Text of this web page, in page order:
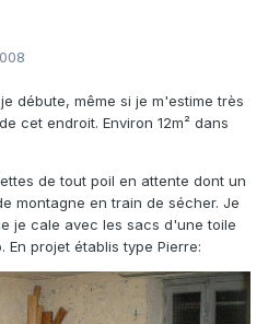
débute, même si je m'estime très
cet endroit. Environ 12m² dans
de tout poil en attente dont un
montagne en train de sécher. Je
je cale avec les sacs d'une toile
En projet établis type Pierre: